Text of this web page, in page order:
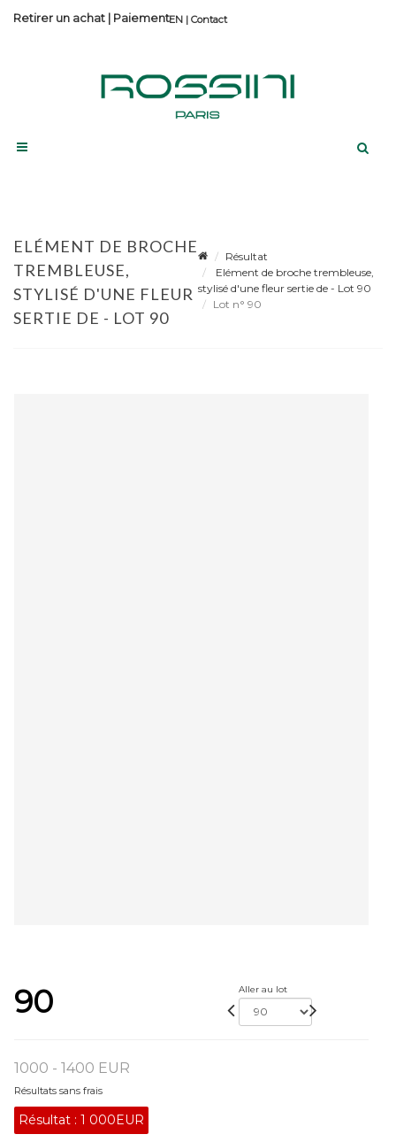
Contact
Retirer un achat | Paiement
ELÉMENT DE BROCHE
TREMBLEUSE,
STYLISÉ D'UNE FLEUR
SERTIE DE - LOT 90
Résultat
Elément de broche trembleuse,
stylisé d'une fleur sertie de - Lot 90
Lot n° 90
90 Aller au lot
1000 - 1400 EUR
Résultats sans frais
Résultat : 1 000EUR